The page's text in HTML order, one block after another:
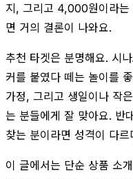
지, 그리고 4,000원이라는
면 거의 결론이 나와요.
추천 타겟은 분명해요. 시
커를 붙였다 떼는 놀이를
가정, 그리고 생일이나 작
는 분들에게 잘 맞아요. 반
찾는 분이라면 성격이 다
이 글에서는 단순 상품 소